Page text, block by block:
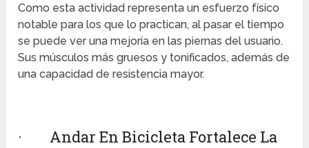
Como esta actividad representa un esfuerzo físico
notable para los que lo practican, al pasar el tiempo
se puede ver una mejoría en las piernas del usuario.
Sus músculos más gruesos y tonificados, además de
una capacidad de resistencia mayor.
· Andar En Bicicleta Fortalece La